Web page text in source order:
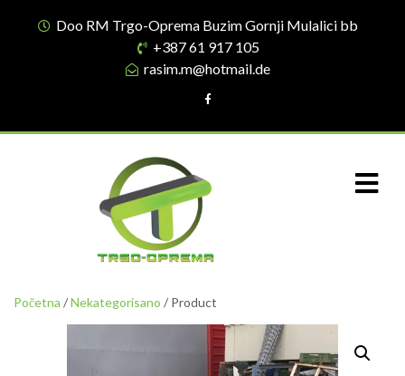
Doo RM Trgo-Oprema Buzim Gornji Mulalici bb
+387 61 917 105
rasim.m@hotmail.de
Početna /Nekategorisano / Product